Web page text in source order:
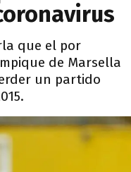
que el por
de Marsella
un partido